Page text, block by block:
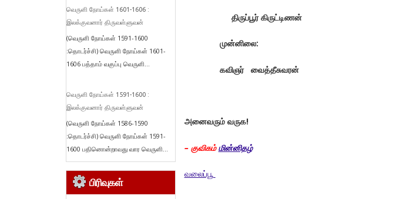
திருப்பூர் கிருட்டிணன்
முன்னிலை:
கவிஞர் வைத்தீசுவரன்
அனைவரும் வருக!
– குவிகம்மின்னிதழ்
வலைப்பூ
வெருளி நோய்கள் 1601-1606 :
இலக்குவனார் திருவள்ளுவன்
(வெருளி நோய்கள் 1591-1600
:தொடர்ச்சி) வெருளி நோய்கள் 1601-
1606 பத்தாம் வகுப்பு வெருளி...
வெருளி நோய்கள் 1591-1600 :
இலக்குவனார் திருவள்ளுவன்
(வெருளி நோய்கள் 1586-1590
:தொடர்ச்சி) வெருளி நோய்கள் 1591-
1600 பதினொன்றாவது வார வெருளி...
பிரிவுகள்